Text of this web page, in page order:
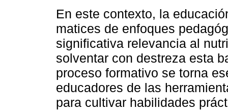
En este contexto, la
matices de enfoques
significativa relevancia al
solventar con destreza esta
proceso formativo se torna
educadores de las
para cultivar habilidades